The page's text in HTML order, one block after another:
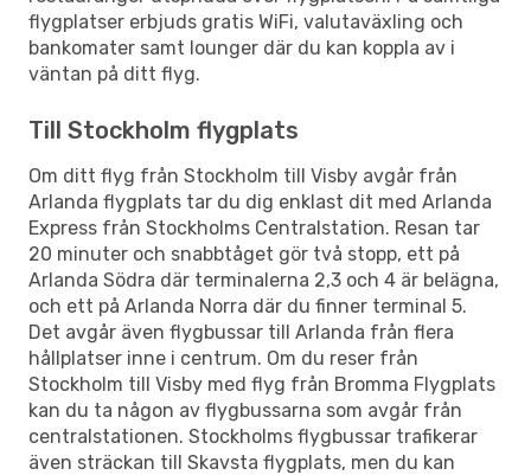
flygplatser erbjuds gratis WiFi, valutaväxling och
bankomater samt lounger där du kan koppla av i
väntan på ditt flyg.
Till Stockholm flygplats
Om ditt flyg från Stockholm till Visby avgår från
Arlanda flygplats tar du dig enklast dit med Arlanda
Express från Stockholms Centralstation. Resan tar
20 minuter och snabbtåget gör två stopp, ett på
Arlanda Södra där terminalerna 2,3 och 4 är belägna,
och ett på Arlanda Norra där du finner terminal 5.
Det avgår även flygbussar till Arlanda från flera
hållplatser inne i centrum. Om du reser från
Stockholm till Visby med flyg från Bromma Flygplats
kan du ta någon av flygbussarna som avgår från
centralstationen. Stockholms flygbussar trafikerar
även sträckan till Skavsta flygplats, men du kan